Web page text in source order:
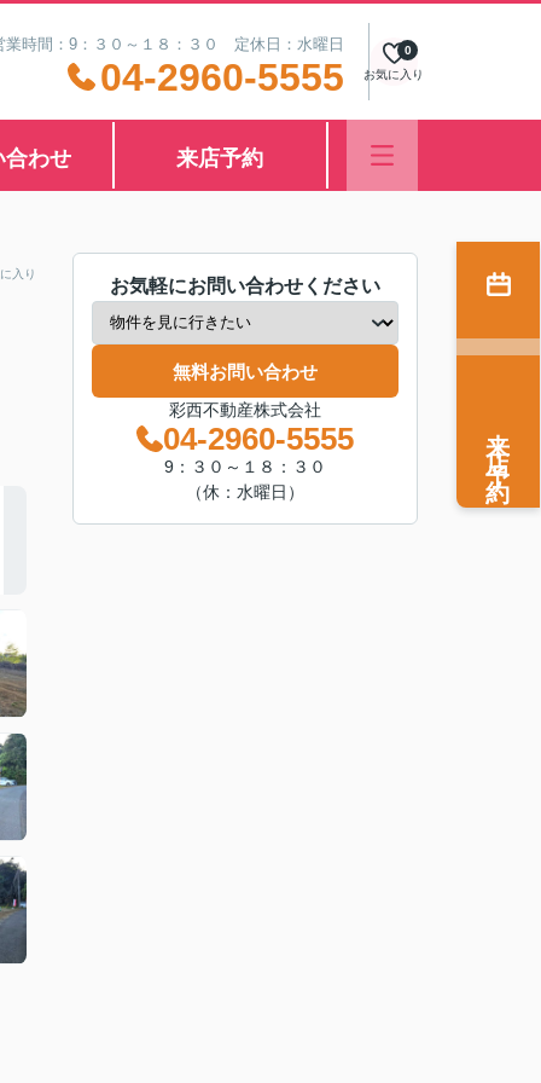
業時間：9：３０～１８：３０ 定休日：水曜日
04-2960-5555 お気に入り
0
合わせ 来店予約
入り
お気軽にお問い合わせください
無料お問い合わせ
彩西不動産株式会社
04-2960-5555
9：３０～１８：３０
（休：水曜日）
来店予約